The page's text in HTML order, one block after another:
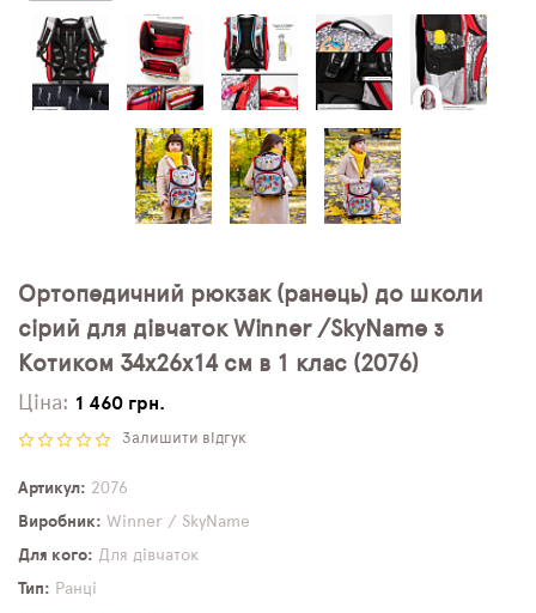
Ортопедичний рюкзак (ранець) до школи
сірий для дівчаток Winner /SkyName з
Котиком 34х26х14 см в 1 клас (2076)
Ціна: 1 460 грн.
Залишити відгук
Артикул
2076
Виробник
Winner / SkyName
Для кого
Для дівчаток
Тип
Ранці